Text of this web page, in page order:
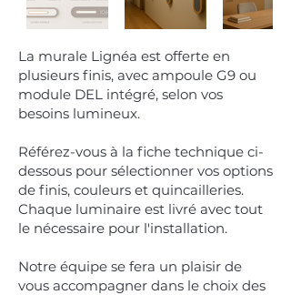
La murale Lignéa est offerte en
plusieurs finis, avec ampoule G9 ou
module DEL intégré, selon vos
besoins lumineux.
Référez-vous à la fiche technique ci-
dessous pour sélectionner vos options
de finis, couleurs et quincailleries.
Chaque luminaire est livré avec tout
le nécessaire pour l'installation.
Notre équipe se fera un plaisir de
vous accompagner dans le choix des